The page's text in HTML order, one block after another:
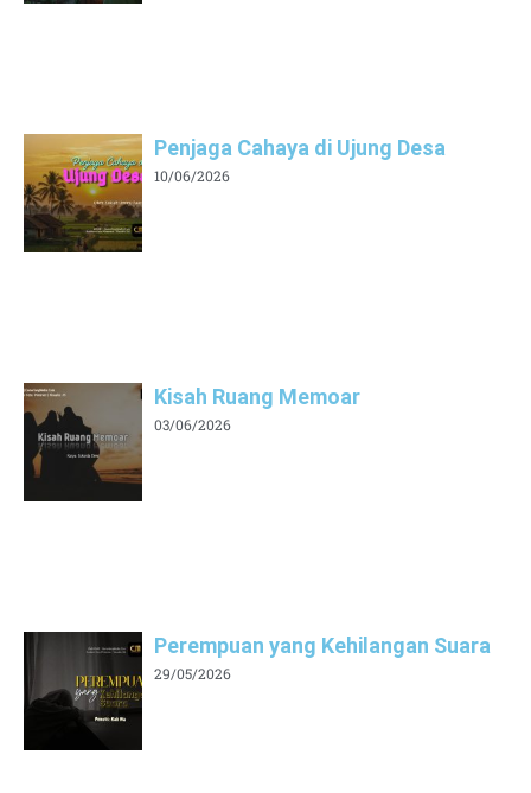
Penjaga Cahaya di Ujung Desa
10/06/2026
Kisah Ruang Memoar
03/06/2026
Perempuan yang Kehilangan Suara
29/05/2026